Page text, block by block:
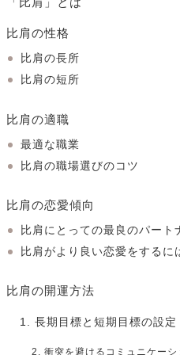
比肩の性格
比肩の長所
比肩の短所
比肩の適職
最適な職業
比肩の職場選びのコツ
比肩の恋愛傾向
比肩にとっての最良のパート
比肩がより良い恋愛をするに
比肩の開運方法
1. 長期目標と短期目標の設定
2. 衝突を避けるコミュニケーシ